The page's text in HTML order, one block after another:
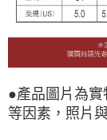
●產品圖片為
等因素，照片